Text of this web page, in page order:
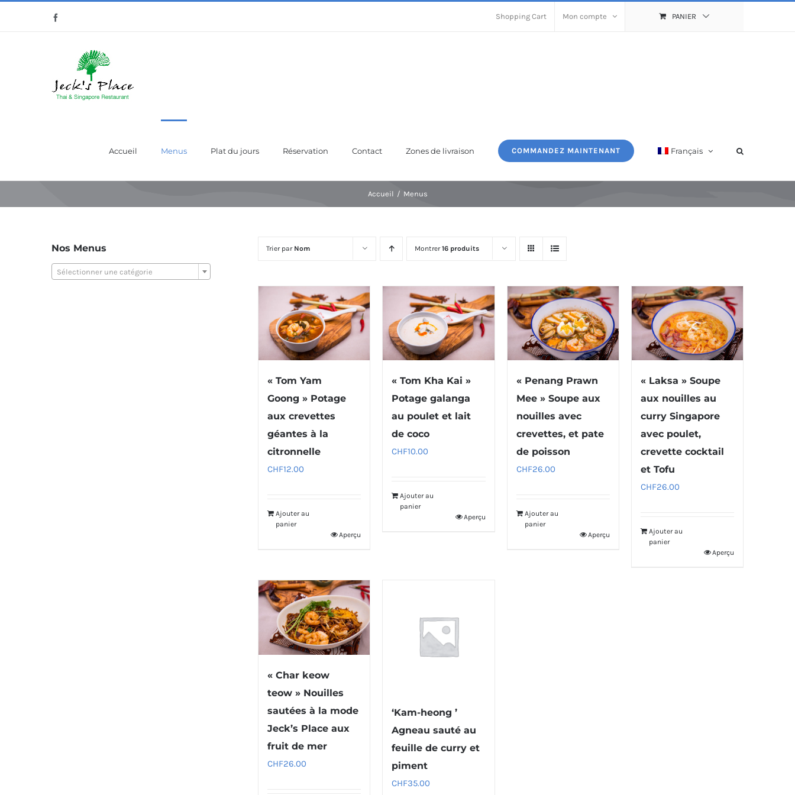
Shopping Cart Mon compte PANIER
Accueil Menus Plat du jours Réservation Contact Zones de livraison COMMANDEZ MAINTENANT Français
Accueil Menus
Trier par Nom Montrer16 produits
« Tom Yam
Goong » Potage
aux crevettes
géantes à la
citronnelle
CHF12.00
Ajouter au
panier
Aperçu
« Tom Kha Kai »
Potage galanga
au poulet et lait
de coco
CHF10.00
Ajouter au
panier
Aperçu
« Penang Prawn
Mee » Soupe aux
nouilles avec
crevettes, et pate
de poisson
CHF26.00
Ajouter au
panier
Aperçu
« Laksa » Soupe
aux nouilles au
curry Singapore
avec poulet,
crevette cocktail
et Tofu
CHF26.00
Ajouter au
panier
Aperçu
« Char keow
teow » Nouilles
sautées à la mode
Jeck’s Place aux
fruit de mer
CHF26.00
‘Kam-heong ’
Agneau sauté au
feuille de curry et
piment
CHF35.00
Nos Menus
Sélectionner une catégorie